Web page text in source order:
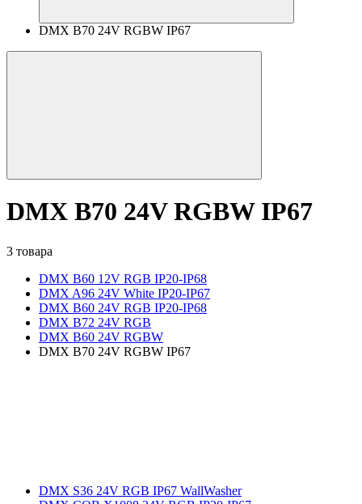
DMX B70 24V RGBW IP67
DMX B70 24V RGBW IP67
3 товара
DMX B60 12V RGB IP20-IP68
DMX A96 24V White IP20-IP67
DMX B60 24V RGB IP20-IP68
DMX B72 24V RGB
DMX B60 24V RGBW
DMX B70 24V RGBW IP67
DMX S36 24V RGB IP67 WallWasher